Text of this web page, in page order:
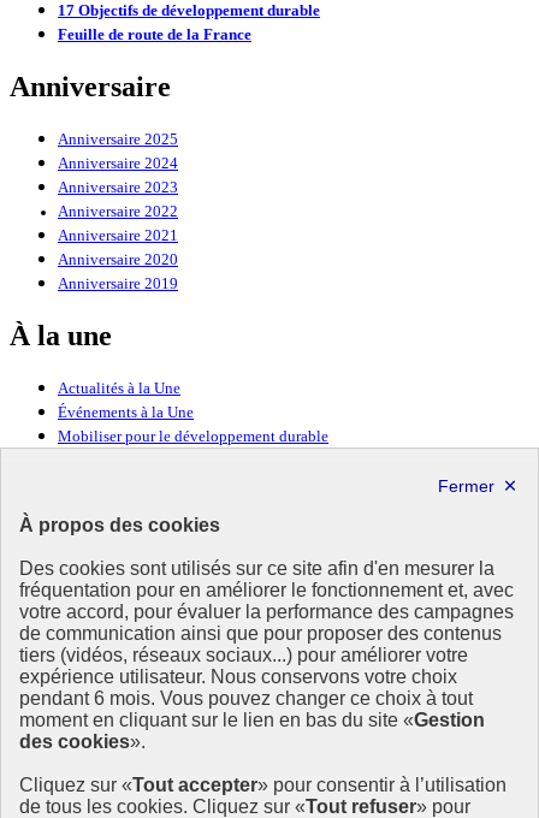
À propos des cookies
Des cookies sont utilisés sur ce site afin d'en mesurer la
fréquentation pour en améliorer le fonctionnement et, avec
votre accord, pour évaluer la performance des campagnes
de communication ainsi que pour proposer des contenus
tiers (vidéos, réseaux sociaux...) pour améliorer votre
expérience utilisateur. Nous conservons votre choix
pendant 6 mois. Vous pouvez changer ce choix à tout
moment en cliquant sur le lien en bas du site «Gestion
des cookies».
Cliquez sur «Tout accepter» pour consentir à l’utilisation
de tous les cookies. Cliquez sur «Tout refuser» pour
17 Objectifs de développement durable
Feuille de route de la France
Anniversaire
Anniversaire 2025
Anniversaire 2024
Anniversaire 2023
Anniversaire 2022
Anniversaire 2021
Anniversaire 2020
Anniversaire 2019
À la une
Actualités à la Une
Événements à la Une
Mobiliser pour le développement durable
Ressources
Ressources
La Méth’ODD
Gouvernement
Ce site propose l’information de référence concernant l’Agenda
2030 et la feuille de route de la France. Il valorise la mobilisation de
tous les acteurs.
info.gouv.fr- ouvre une nouvelle fenêtre
service-public.fr - ouvre une nouvelle fenêtre